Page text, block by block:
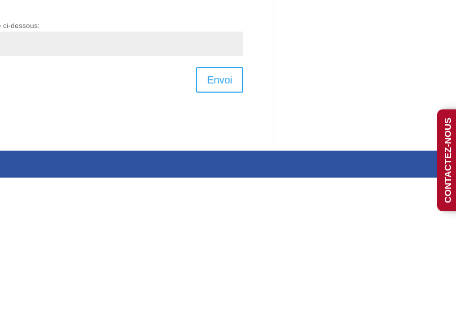
ci-dessous:
Envoi
CONTACTEZ-NOUS